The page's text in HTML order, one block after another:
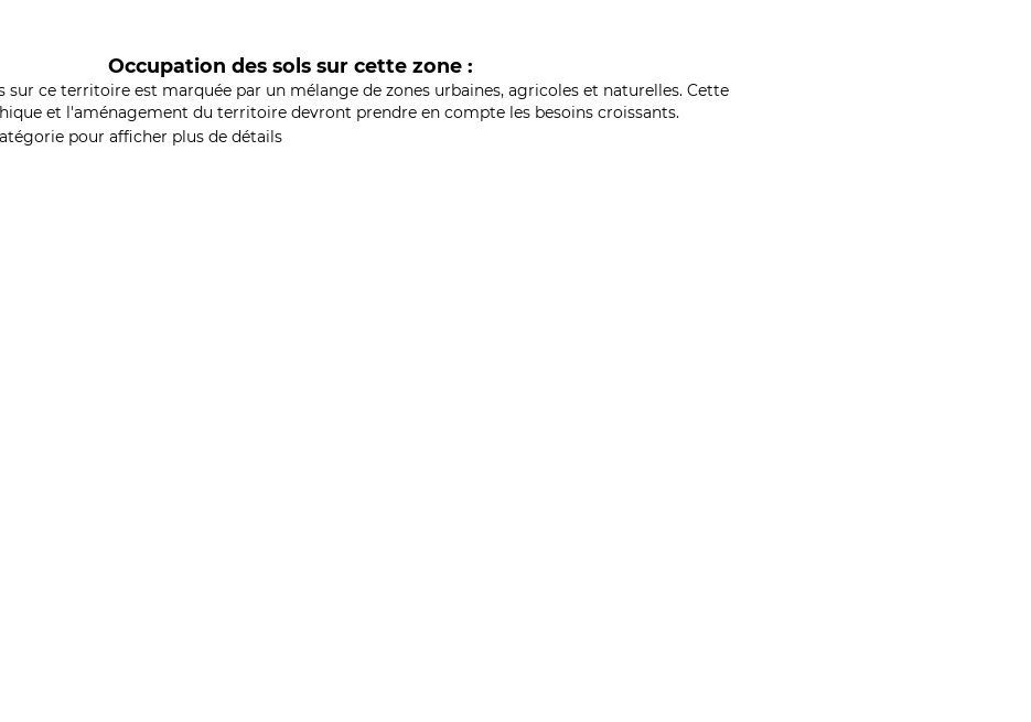
Occupation des sols sur cette zone :
sur ce territoire est marquée par un mélange de zones urbaines, agricoles et naturelles. Cette
et l'aménagement du territoire devront prendre en compte les besoins croissants.
pour afficher plus de détails